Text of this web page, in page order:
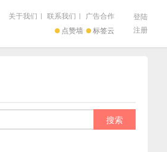
点赞墙 标签云
关于我们 | 联系我们 | 广告合作
登陆
注册